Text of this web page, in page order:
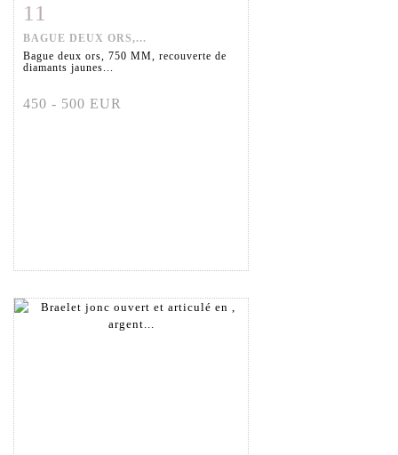
Fiche détaillée
11
BAGUE DEUX ORS,...
Bague deux ors, 750 MM, recouverte de
diamants jaunes...
450 - 500 EUR